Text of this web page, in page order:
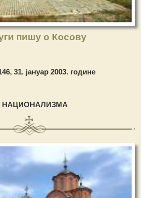
пишу о Косову
31. јануар 2003. године